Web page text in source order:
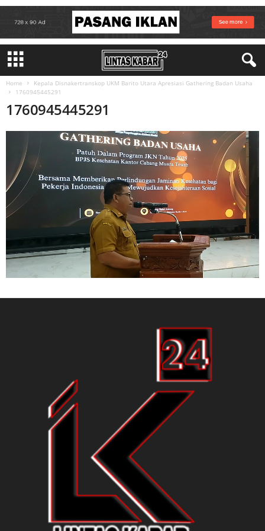
Home
Kepala Disnakertranskop UKM Barito Utara Apresiasi Gathering Badan Usaha
1760945445291
1760945445291